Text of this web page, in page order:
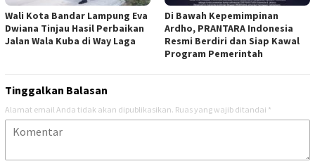
Wali Kota Bandar Lampung Eva
Dwiana Tinjau Hasil Perbaikan
Jalan Wala Kuba di Way Laga
Di Bawah Kepemimpinan
Ardho, PRANTARA Indonesia
Resmi Berdiri dan Siap Kawal
Program Pemerintah
Tinggalkan Balasan
Alamat email Anda tidak akan dipublikasikan. Ruas yang wajib ditandai *